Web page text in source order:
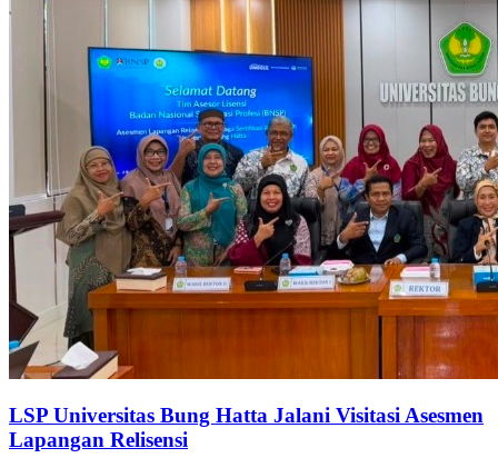
LSP Universitas Bung Hatta Jalani Visitasi Asesmen
Lapangan Relisensi